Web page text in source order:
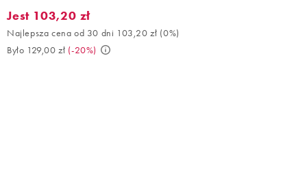
Jest 103,20 zł. Najlepsza cena od 30 dni 103,20 zł (0%). Było
Jest 103,20 zł
Najlepsza cena od 30 dni 103,20 zł (0%)
Było 129,00 zł (-20%)